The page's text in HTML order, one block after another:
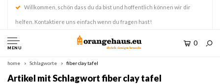
Willkommen, schön dass du da bist und hoffentlich können wir dir
helfen. Kontaktiere uns einfach wenn du fragen hast!
MENU
0
home Schlagworte fiber clay tafel
Artikel mit Schlagwort fiber clay tafel